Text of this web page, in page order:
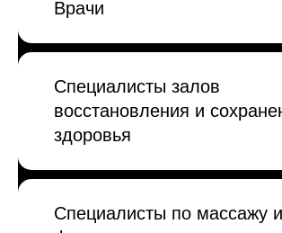
Врачи
Специалисты залов
восстановления и
здоровья
Специалисты по массажу и